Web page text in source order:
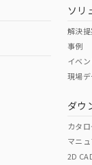
（日本
ソリ
解決
事例
イベン
現場
ダウ
カタ
マニ
2D